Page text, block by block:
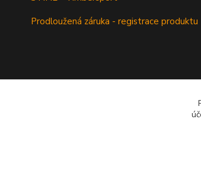
Prodloužená záruka - registrace produktu